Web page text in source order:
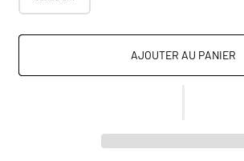
AJOUTER AU PANIER